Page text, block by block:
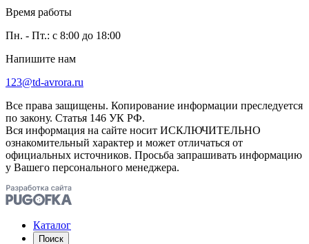
Время работы
Пн. - Пт.: с 8:00 до 18:00
Напишите нам
123@td-avrora.ru
Все права защищены. Копирование информации преследуется
по закону. Статья 146 УК РФ.
Вся информация на сайте носит ИСКЛЮЧИТЕЛЬНО
ознакомительный характер и может отличаться от
официальных источников. Просьба запрашивать информацию
у Вашего персонального менеджера.
Каталог
Поиск